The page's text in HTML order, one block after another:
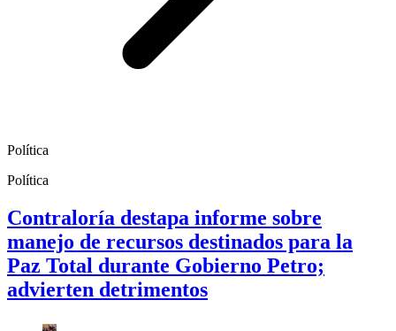
Política
Política
Contraloría destapa informe sobre
manejo de recursos destinados para la
Paz Total durante Gobierno Petro;
advierten detrimentos